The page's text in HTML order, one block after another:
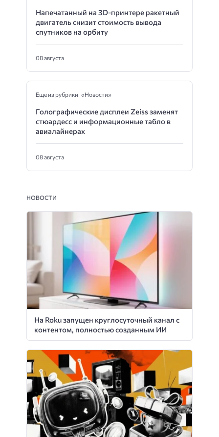
Напечатанный на 3D-принтере ракетный
двигатель снизит стоимость вывода
спутников на орбиту
08 августа
Еще из рубрики «Новости»
Голографические дисплеи Zeiss заменят
стюардесс и информационные табло в
авиалайнерах
08 августа
НОВОСТИ
На Roku запущен круглосуточный канал с
контентом, полностью созданным ИИ